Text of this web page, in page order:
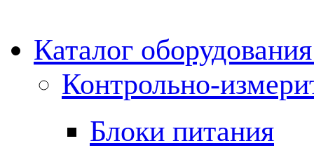
Каталог
Контрольно-
Блоки питания